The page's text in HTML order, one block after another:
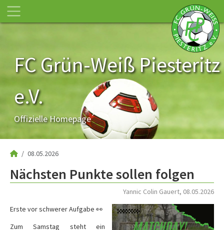
FC Grün-Weiß Piesteritz
e.V.
Offizielle Homepage
08.05.2026
Nächsten Punkte sollen folgen
Yannic Colin Gauert, 08.05.2026
Erste vor schwerer Aufgabe 👀
Zum Samstag steht ein